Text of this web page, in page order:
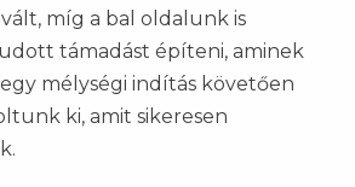
míg a bal oldalunk is
támadást építeni, aminek
mélységi indítás követően
ki, amit sikeresen